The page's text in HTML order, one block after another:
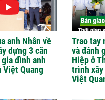
anh Nhân về
dựng 3 căn
đình anh
Việt Quang
Trao tay
và đánh
Hiệp ở
trình xây
Việt